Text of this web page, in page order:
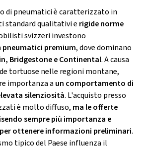
di pneumatici è caratterizzato in
standard qualitativi e rigide norme
svizzeri investono
pneumatici premium, dove dominano
Bridgestone e Continental. A causa
tortuose nelle regioni montane,
importanza a un comportamento di
silenziosità. L'acquisto presso
è molto diffuso, ma le offerte
sempre più importanza e
ottenere informazioni preliminari.
tipico del Paese influenza il